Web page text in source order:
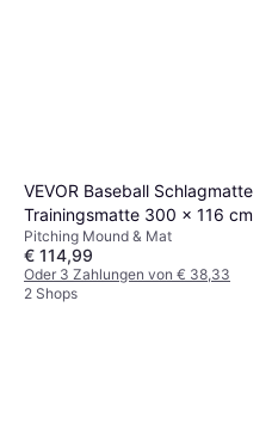
VEVOR Baseball Schlagmatte
Trainingsmatte 300 x 116 cm
Pitching Mound & Mat
€ 114,99
Oder 3 Zahlungen von € 38,33
2 Shops